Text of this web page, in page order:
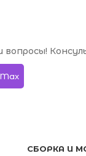
СБОРКА И